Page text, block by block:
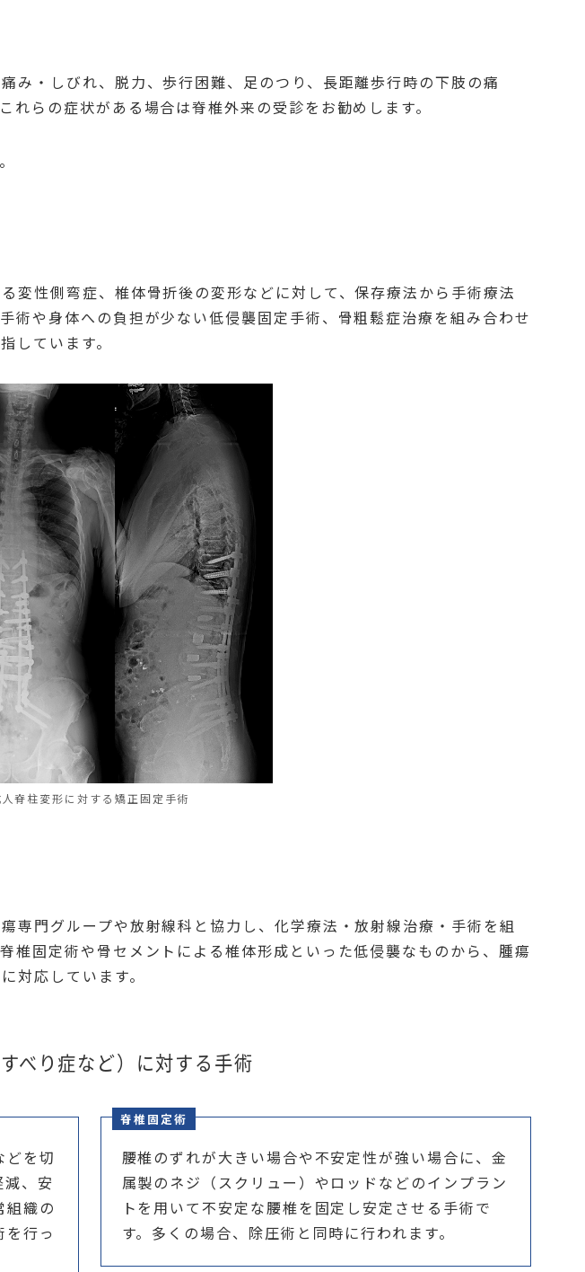
み・しびれ、脱力、歩行困難、足のつり、長距離歩行時の下肢の痛
らの症状がある場合は脊椎外来の受診をお勧めします。
変性側弯症、椎体骨折後の変形などに対して、保存療法から手術療法
術や身体への負担が少ない低侵襲固定手術、骨粗鬆症治療を組み合わせ
しています。
人脊柱変形に対する矯正固定手術
専門グループや放射線科と協力し、化学療法・放射線治療・手術を組
椎固定術や骨セメントによる椎体形成といった低侵襲なものから、腫瘍
対応しています。
べり症など）に対する手術
どを切
、安
組織の
行っ
脊椎固定術
腰椎のずれが大きい場合や不安定性が強い場合に、金
属製のネジ（スクリュー）やロッドなどのインプラン
トを用いて不安定な腰椎を固定し安定させる手術で
す。多くの場合、除圧術と同時に行われます。